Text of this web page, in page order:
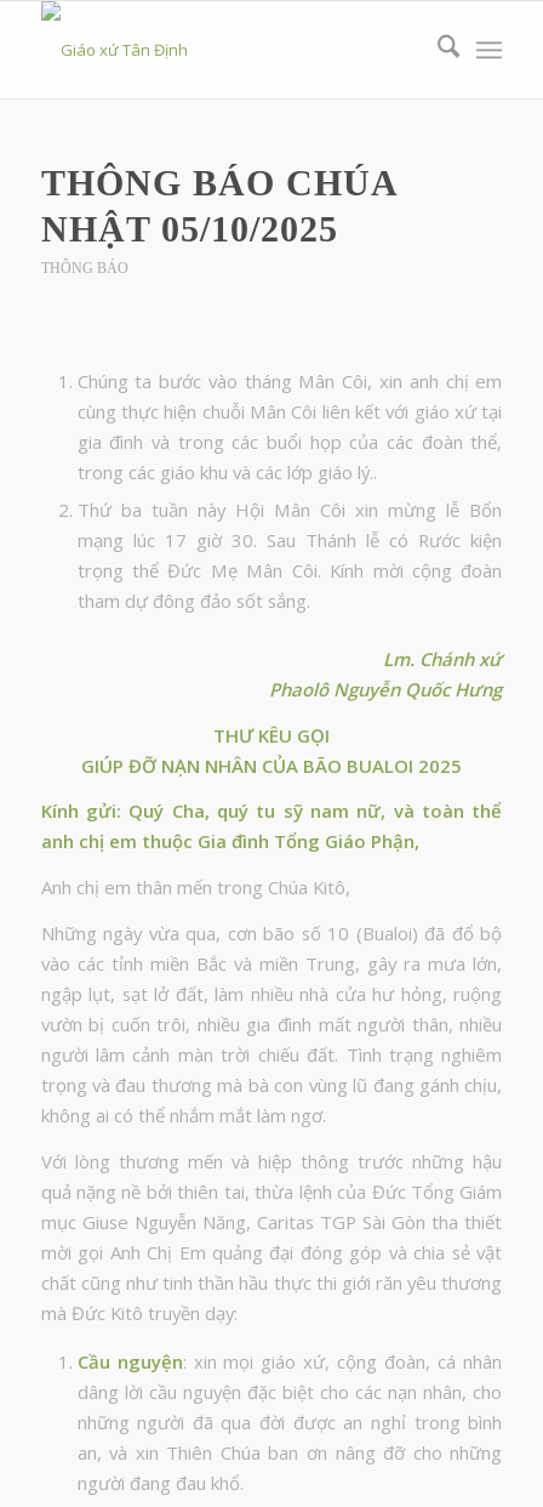
THÔNG BÁO CHÚA
NHẬT 05/10/2025
THÔNG BÁO
Chúng ta bước vào tháng Mân Côi, xin anh chị em
cùng thực hiện chuỗi Mân Côi liên kết với giáo xứ tại
gia đình và trong các buổi họp của các đoàn thể,
trong các giáo khu và các lớp giáo lý..
Thứ ba tuần này Hội Mân Côi xin mừng lễ Bổn
mạng lúc 17 giờ 30. Sau Thánh lễ có Rước kiện
trọng thể Đức Mẹ Mân Côi. Kính mời cộng đoàn
tham dự đông đảo sốt sắng.
Lm. Chánh xứ
Phaolô Nguyễn Quốc Hưng
THƯ KÊU GỌI
GIÚP ĐỠ NẠN NHÂN CỦA BÃO BUALOI 2025
Kính gửi: Quý Cha, quý tu sỹ nam nữ, và toàn thể
anh chị em thuộc Gia đình Tổng Giáo Phận,
Anh chị em thân mến trong Chúa Kitô,
Những ngày vừa qua, cơn bão số 10 (Bualoi) đã đổ bộ
vào các tỉnh miền Bắc và miền Trung, gây ra mưa lớn,
ngập lụt, sạt lở đất, làm nhiều nhà cửa hư hỏng, ruộng
vườn bị cuốn trôi, nhiều gia đình mất người thân, nhiều
người lâm cảnh màn trời chiếu đất. Tình trạng nghiêm
trọng và đau thương mà bà con vùng lũ đang gánh chịu,
không ai có thể nhắm mắt làm ngơ.
Với lòng thương mến và hiệp thông trước những hậu
quả nặng nề bởi thiên tai, thừa lệnh của Đức Tổng Giám
mục Giuse Nguyễn Năng, Caritas TGP Sài Gòn tha thiết
mời gọi Anh Chị Em quảng đại đóng góp và chia sẻ vật
chất cũng như tinh thần hầu thực thi giới răn yêu thương
mà Đức Kitô truyền dạy:
Cầu nguyện: xin mọi giáo xứ, cộng đoàn, cá nhân
dâng lời cầu nguyện đặc biệt cho các nạn nhân, cho
những người đã qua đời được an nghỉ trong bình
an, và xin Thiên Chúa ban ơn nâng đỡ cho những
người đang đau khổ.